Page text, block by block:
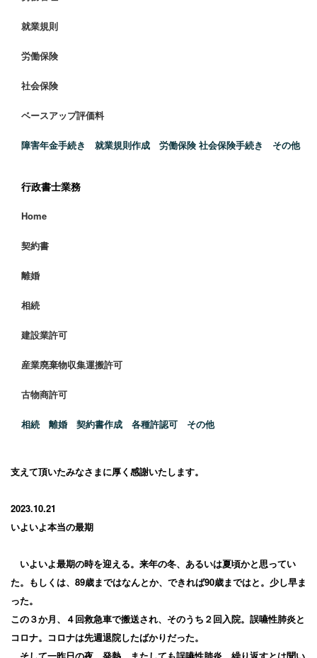
就業規則
労働保険
社会保険
ベースアップ評価料
障害年金手続き 就業規則作成 労働保険 社会保険手続き その他
行政書士業務
Home
契約書
離婚
相続
建設業許可
産業廃棄物収集運搬許可
古物商許可
相続 離婚 契約書作成 各種許認可 その他
支えて頂いたみなさまに厚く感謝いたします。
2023.10.21
いよいよ本当の最期
いよいよ最期の時を迎える。来年の冬、あるいは夏頃かと思ってい
た。もしくは、89歳まではなんとか、できれば90歳まではと。少し早ま
った。
この３か月、４回救急車で搬送され、そのうち２回入院。誤嚥性肺炎と
コロナ。コロナは先週退院したばかりだった。